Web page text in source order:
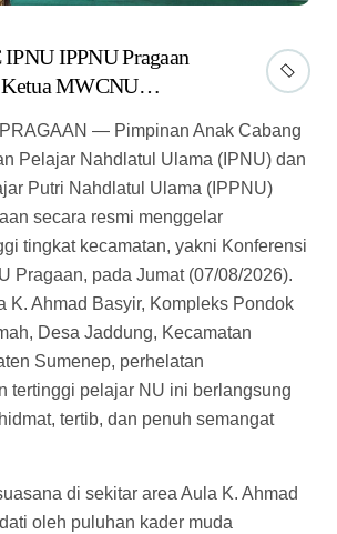
IPPNU Pragaan
Ketua MWCNU
Depan
— Pimpinan Anak Cabang
Pelajar Nahdlatul Ulama (IPNU) dan
Putri Nahdlatul Ulama (IPPNU)
secara resmi menggelar
tingkat kecamatan, yakni Konferensi
Pragaan, pada Jumat (07/08/2026).
K. Ahmad Basyir, Kompleks Pondok
Desa Jaddung, Kecamatan
Sumenep, perhelatan
tertinggi pelajar NU ini berlangsung
tertib, dan penuh semangat
di sekitar area Aula K. Ahmad
oleh puluhan kader muda